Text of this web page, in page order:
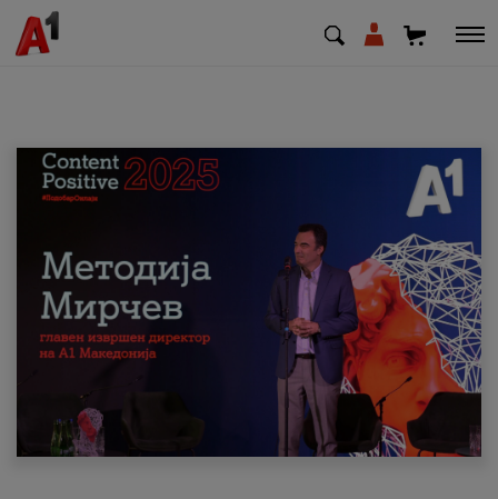
МК EN
Приватни Деловни
Поддршка
Надополни кредит